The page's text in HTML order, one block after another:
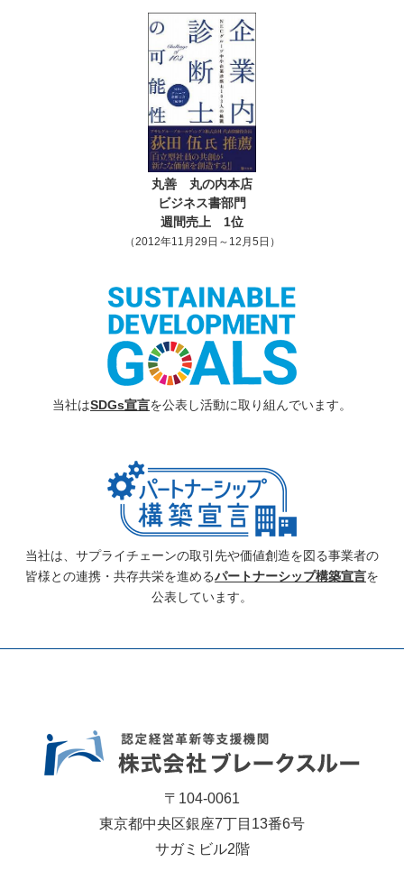
丸善 丸の内本店
ビジネス書部門
週間売上 1位
（2012年11月29日～12月5日）
当社はSDGs宣言を公表し活動に取り組んでいます。
当社は、サプライチェーンの取引先や価値創造を図る事業者の
皆様との連携・共存共栄を進めるパートナーシップ構築宣言を
公表しています。
〒104-0061
東京都中央区銀座7丁目13番6号
サガミビル2階